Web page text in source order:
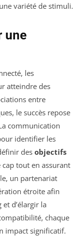
variété de stimuli.
une
les
atteindre des
entre
le succès repose
communication
identifier les
des objectifs
tout en assurant
un partenariat
étroite afin
d’élargir la
chaque
impact significatif.